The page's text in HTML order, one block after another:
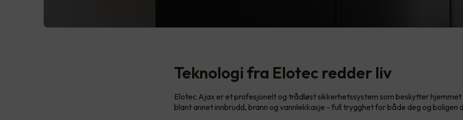
Teknologi fra Elotec redder liv
Elotec Ajax er et profesjonelt og trådløst sikkerhetssystem som beskytter
blant annet innbrudd, brann og vannlekkasje - full trygghet for både deg og boligen